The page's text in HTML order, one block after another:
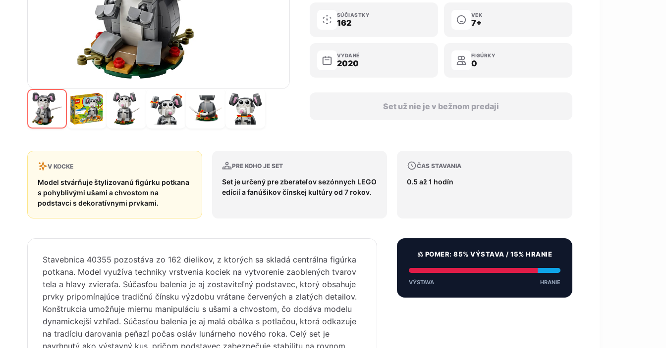
SÚČIASTKY
162
VEK
7+
VYDANÉ
2020
FIGÚRKY
0
Set už nie je v bežnom predaji
V KOCKE
Model stvárňuje štylizovanú figúrku potkana
s pohyblivými ušami a chvostom na
podstavci s dekoratívnymi prvkami.
PRE KOHO JE SET
Set je určený pre zberateľov sezónnych LEGO
edícií a fanúšikov čínskej kultúry od 7 rokov.
ČAS STAVANIA
0.5 až 1 hodín
Stavebnica 40355 pozostáva zo 162 dielikov, z ktorých sa skladá centrálna figúrka
potkana. Model využíva techniky vrstvenia kociek na vytvorenie zaoblených tvarov
tela a hlavy zvieraťa. Súčasťou balenia je aj zostaviteľný podstavec, ktorý obsahuje
prvky pripomínajúce tradičnú čínsku výzdobu vrátane červených a zlatých detailov.
Konštrukcia umožňuje miernu manipuláciu s ušami a chvostom, čo dodáva modelu
dynamickejší vzhľad. Súčasťou balenia je aj malá obálka s potlačou, ktorá odkazuje
na tradíciu darovania peňazí počas osláv lunárneho nového roka. Celý set je
navrhnutý ako výstavný kus, pričom podstavec zabezpečuje stabilitu na rovnom
⚖️ POMER: 85% VÝSTAVA / 15% HRANIE
VÝSTAVA HRANIE